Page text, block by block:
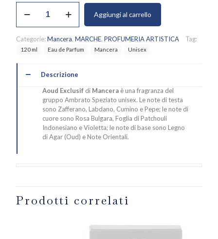
exclusif,
Aggiungi al carrello
Categorie:Mancera, MARCHE, PROFUMERIA ARTISTICA Tag:
120 ml Eau de Parfum Mancera Unisex
Descrizione
Aoud Exclusif di Mancera è una fragranza del
gruppo Ambrato Speziato unisex. Le note di testa
sono Zafferano, Labdano, Cumino e Pepe; le note di
cuore sono Rosa Bulgara, Foglia di Patchouli
Indonesiano e Violetta; le note di base sono Legno
di Agar (Oud) e Note Orientali.
Prodotti correlati